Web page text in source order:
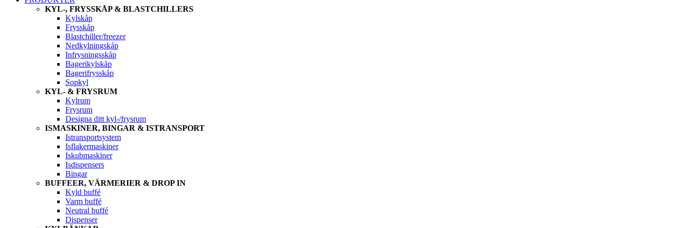
KYL-, FRYSSKÅP & BLASTCHILLERS
Kylskåp
Frysskåp
Blastchiller/freezer
Nedkylningskåp
Infrysningsskåp
Bagerikylskåp
Bagerifrysskåp
Sopkyl
KYL- & FRYSRUM
Kylrum
Frysrum
Designa ditt kyl-/frysrum
ISMASKINER, BINGAR & ISTRANSPORT
Istransportsystem
Isflakermaskiner
Iskubmaskiner
Isdispensers
Bingar
BUFFEER, VÄRMERIER & DROP IN
Kyld buffé
Varm buffé
Neutral buffé
Dispenser